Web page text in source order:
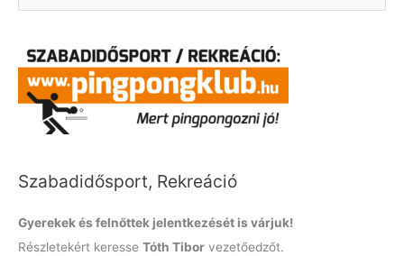
e
h
rSzabadidősport, Rekreáció
Gyerekek és felnőttek jelentkezését is várjuk!
Részletekért keresse Tóth Tibor vezetőedzőt.